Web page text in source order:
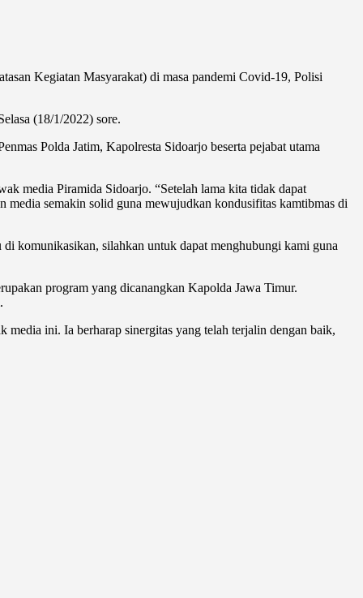
Kegiatan Masyarakat) di masa pandemi Covid-19, Polisi
(18/1/2022) sore.
Polda Jatim, Kapolresta Sidoarjo beserta pejabat utama
media Piramida Sidoarjo. “Setelah lama kita tidak dapat
media semakin solid guna mewujudkan kondusifitas kamtibmas di
komunikasikan, silahkan untuk dapat menghubungi kami guna
program yang dicanangkan Kapolda Jawa Timur.
ini. Ia berharap sinergitas yang telah terjalin dengan baik,